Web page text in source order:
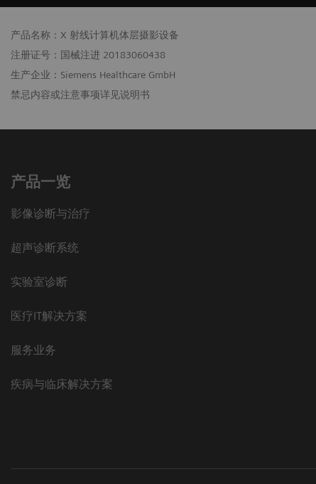
产品名称：X 射线计算机体层摄影设备
注册证号：国械注进 20183060438
生产企业：Siemens Healthcare GmbH
禁忌内容或注意事项详见说明书
产品一览
影像诊断与治疗
超声诊断系统
实验室诊断
医疗IT解决方案
服务业务
疾病与临床解决方案